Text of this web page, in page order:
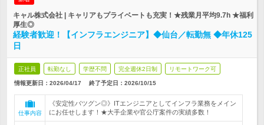
キャル株式会社 | キャリアもプライベートも充実！★残業月平均9.7h ★福利
厚生◎
経験者歓迎！【インフラエンジニア】◆仙台／転勤無 ◆年休125
日
正社員 転勤なし 学歴不問 完全週休2日制 リモートワーク可
情報更新日：2026/04/17 終了予定日： 2026/10/15
仕事内容
《安定性バツグン◎》ITエンジニアとしてインフラ業務をメイン
にお任せします！★大手企業や官公庁案件の実績多数！